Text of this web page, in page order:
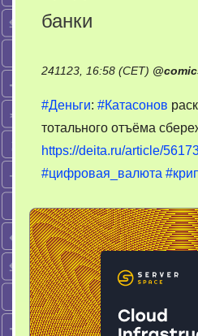
банки
241123, 16:58 (CET) @
#Деньги: #Катасонов
тотального отъёма
https://deita.ru/article/
#цифровая_валюта